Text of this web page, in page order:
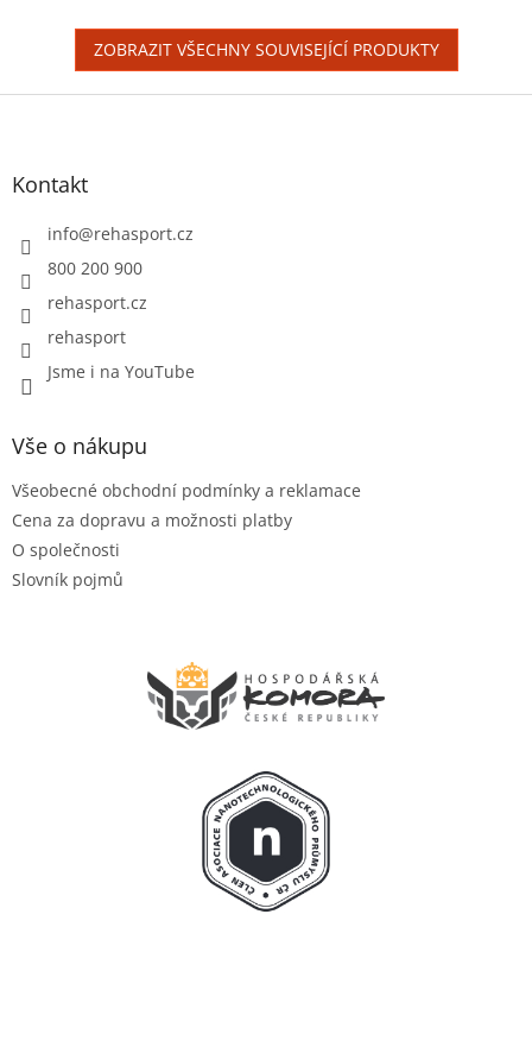
ZOBRAZIT VŠECHNY SOUVISEJÍCÍ PRODUKTY
Z
Kontakt
info@rehasport.cz
800 200 900
rehasport.cz
rehasport
Jsme i na YouTube
Vše o nákupu
Všeobecné obchodní podmínky a reklamace
Cena za dopravu a možnosti platby
O společnosti
Slovník pojmů